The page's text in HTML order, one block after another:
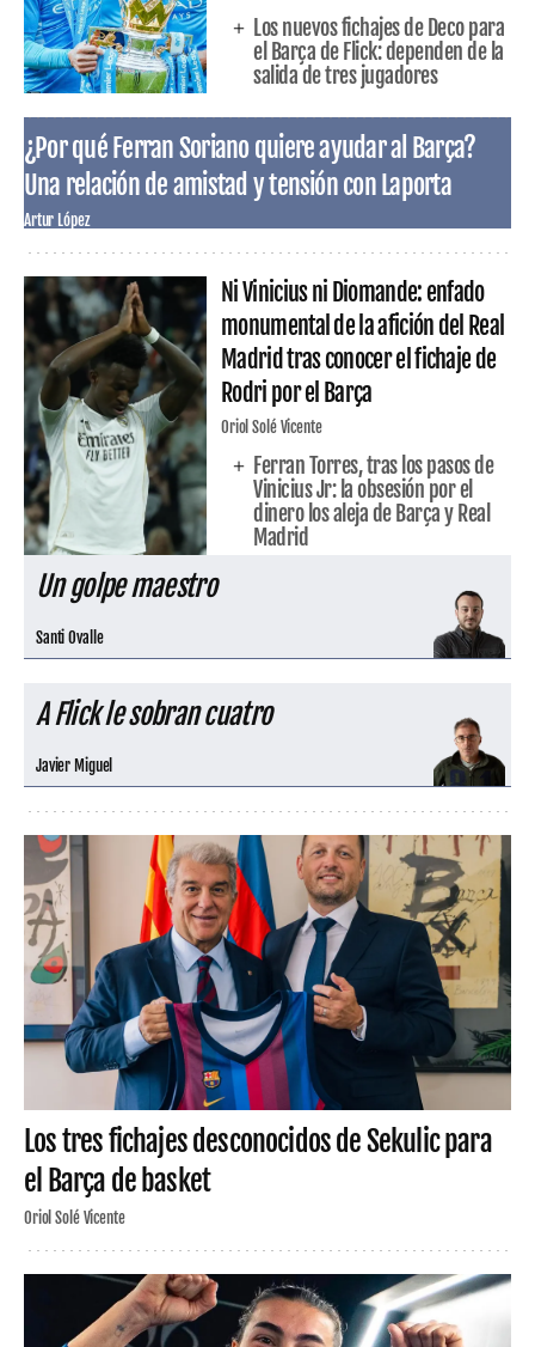
Los nuevos fichajes de Deco para
el Barça de Flick: dependen de la
salida de tres jugadores
¿Por qué Ferran Soriano quiere ayudar al Barça?
Una relación de amistad y tensión con Laporta
Artur López
Ni Vinicius ni Diomande: enfado
monumental de la afición del Real
Madrid tras conocer el fichaje de
Rodri por el Barça
Oriol Solé Vicente
Ferran Torres, tras los pasos de
Vinicius Jr: la obsesión por el
dinero los aleja de Barça y Real
Madrid
Un golpe maestro
Santi Ovalle
A Flick le sobran cuatro
Javier Miguel
Los tres fichajes desconocidos de Sekulic para
el Barça de basket
Oriol Solé Vicente